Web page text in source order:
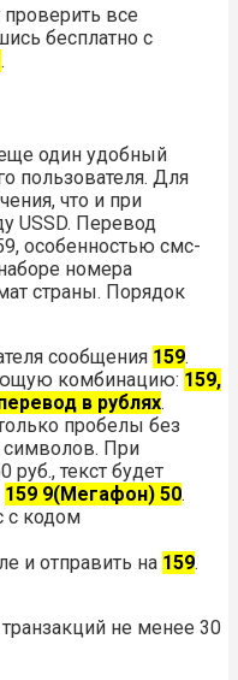
все
бесплатно с
.
один удобный
пользователя. Для
что и при
USSD. Перевод
особенностью смс-
номера
страны. Порядок
сообщения 159.
комбинацию: 159,
в рублях.
пробелы без
символов. При
руб., текст будет
159 9(Мегафон) 50.
с кодом
и отправить на 159.
не менее 30